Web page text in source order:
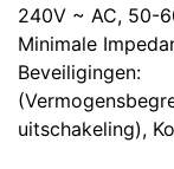
240V ~ AC, 50-
Minimale
Beveiligingen:
uitschakeling),